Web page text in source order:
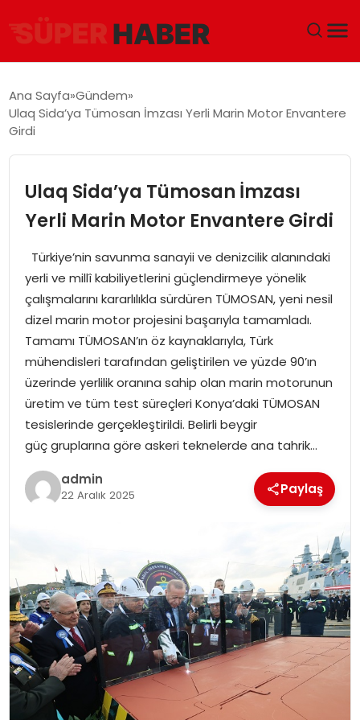
GÜNDEM
EKONOMI
MAGAZIN
SIYASET
SPOR
TEKNOLOJI
YAŞAM
Ana Sayfa Gündem
Ulaq Sida’ya Tümosan İmzası Yerli Marin Motor Envantere
Girdi
Ulaq Sida’ya Tümosan İmzası
Yerli Marin Motor Envantere Girdi
Türkiye’nin savunma sanayii ve denizcilik alanındaki
yerli ve millî kabiliyetlerini güçlendirmeye yönelik
çalışmalarını kararlılıkla sürdüren TÜMOSAN, yeni nesil
dizel marin motor projesini başarıyla tamamladı.
Tamamı TÜMOSAN’ın öz kaynaklarıyla, Türk
mühendisleri tarafından geliştirilen ve yüzde 90’ın
üzerinde yerlilik oranına sahip olan marin motorunun
üretim ve tüm test süreçleri Konya’daki TÜMOSAN
tesislerinde gerçekleştirildi. Belirli beygir
güç gruplarına göre askeri teknelerde ana tahrik…
admin
22 Aralık 2025 Paylaş